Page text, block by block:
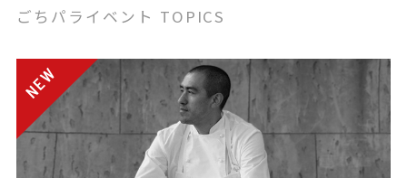
ごちパライベント TOPICS